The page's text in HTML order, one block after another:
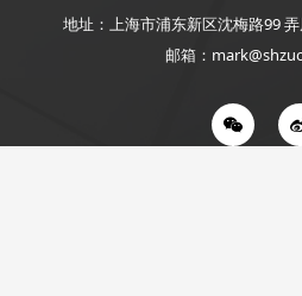
地址：上海市浦东新区沈梅路99
邮箱：